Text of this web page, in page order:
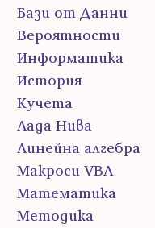
Бази от Данни
Вероятности
Информатика
История
Кучета
Лада Нива
Линейна алгебра
Макроси VBA
Математика
Методика